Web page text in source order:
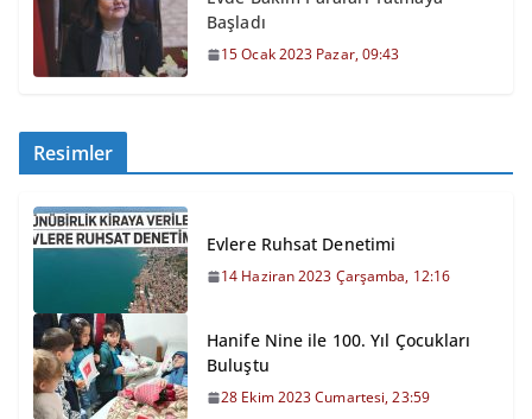
Başladı
15 Ocak 2023 Pazar, 09:43
Resimler
Evlere Ruhsat Denetimi
14 Haziran 2023 Çarşamba, 12:16
Hanife Nine ile 100. Yıl Çocukları
Buluştu
28 Ekim 2023 Cumartesi, 23:59